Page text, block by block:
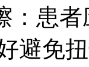
患者
避免